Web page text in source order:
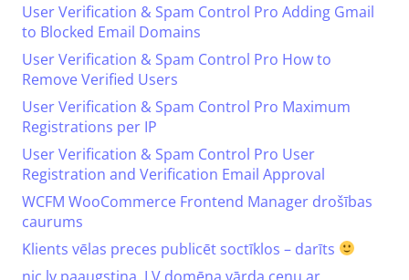
User Verification & Spam Control Pro Adding Gmail
to Blocked Email Domains
User Verification & Spam Control Pro How to
Remove Verified Users
User Verification & Spam Control Pro Maximum
Registrations per IP
User Verification & Spam Control Pro User
Registration and Verification Email Approval
WCFM WooCommerce Frontend Manager drošības
caurums
Klients vēlas preces publicēt soctīklos – darīts
nic.lv paaugstina .LV domēna vārda cenu ar